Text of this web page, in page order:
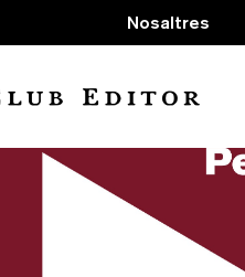
Nosaltres